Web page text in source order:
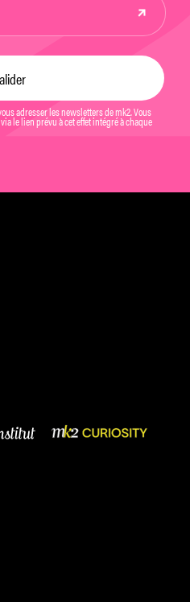
adresser les newsletters de mk2. Vous
le lien prévu à cet effet intégré à chaque